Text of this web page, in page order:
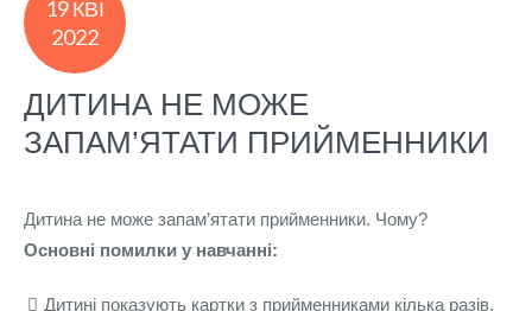
19 КВІ
2022
ДИТИНА НЕ МОЖЕ
ЗАПАМ’ЯТАТИ ПРИЙМЕННИКИ
Дитина не може запам’ятати прийменники. Чому?
Основні помилки у навчанні:
Дитині показують картки з прийменниками кілька разів,